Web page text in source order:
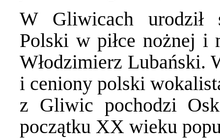
W Gliwicach urodził
Polski w piłce nożnej
Włodzimierz Lubański.
i ceniony polski
z Gliwic pochodzi
początku XX wieku